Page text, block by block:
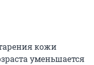
кожи
уменьшается